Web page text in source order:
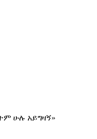
ሁሉ አይግዛኝ»